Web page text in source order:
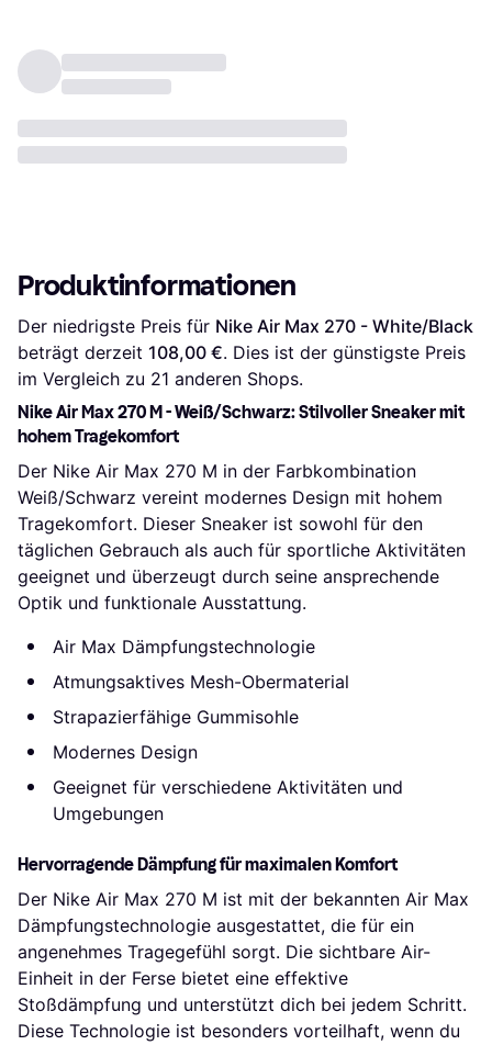
Produktinformationen
Der niedrigste Preis für Nike Air Max 270 - White/Black
beträgt derzeit 108,00 €. Dies ist der günstigste Preis
im Vergleich zu 21 anderen Shops.
Nike Air Max 270 M - Weiß/Schwarz: Stilvoller Sneaker mit
hohem Tragekomfort
Der Nike Air Max 270 M in der Farbkombination
Weiß/Schwarz vereint modernes Design mit hohem
Tragekomfort. Dieser Sneaker ist sowohl für den
täglichen Gebrauch als auch für sportliche Aktivitäten
geeignet und überzeugt durch seine ansprechende
Optik und funktionale Ausstattung.
Air Max Dämpfungstechnologie
Atmungsaktives Mesh-Obermaterial
Strapazierfähige Gummisohle
Modernes Design
Geeignet für verschiedene Aktivitäten und
Umgebungen
Hervorragende Dämpfung für maximalen Komfort
Der Nike Air Max 270 M ist mit der bekannten Air Max
Dämpfungstechnologie ausgestattet, die für ein
angenehmes Tragegefühl sorgt. Die sichtbare Air-
Einheit in der Ferse bietet eine effektive
Stoßdämpfung und unterstützt dich bei jedem Schritt.
Diese Technologie ist besonders vorteilhaft, wenn du